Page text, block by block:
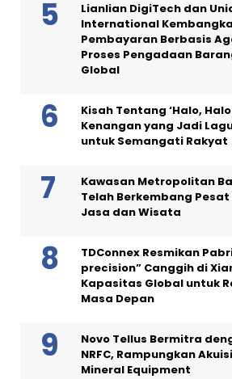
Lianlian DigiTech dan
International
Pembayaran Berbasis
Proses Pengadaan
Global
Kisah Tentang ‘Halo,
Kenangan yang Jadi
untuk Semangati Rakyat
Kawasan Metropolitan
Telah Berkembang
Jasa dan Wisata
TDConnex Resmikan
precision” Canggih di
Kapasitas Global untuk
Masa Depan
Novo Tellus Bermitra
NRFC, Rampungkan
Mineral Equipment